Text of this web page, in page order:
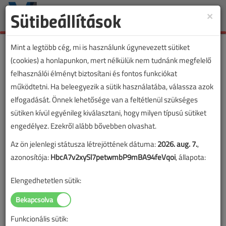
Toggle
×
Sütibeállítások
Mint a legtöbb cég, mi is használunk úgynevezett sütiket
(cookies) a honlapunkon, mert nélkülük nem tudnánk megfelelő
felhasználói élményt biztosítani és fontos funkciókat
működtetni. Ha beleegyezik a sütik használatába, válassza azok
elfogadását. Önnek lehetősége van a feltétlenül szükséges
sütiken kívül egyénileg kiválasztani, hogy milyen típusú sütiket
engedélyez. Ezekről alább bővebben olvashat.
Az ön jelenlegi státusza létrejöttének dátuma:2026. aug. 7.,
azonosítója:HbcA7v2xySl7petwmbP9mBA94feVqoi, állapota:
Elengedhetetlen sütik:
Funkcionális sütik: